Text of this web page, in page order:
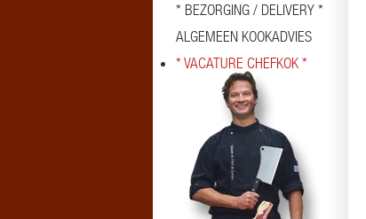
* BEZORGING / DELIVERY *
ALGEMEEN KOOKADVIES
* VACATURE CHEFKOK *